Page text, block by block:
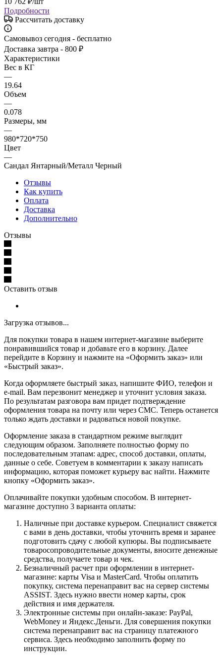
Подробности
Рассчитать доставку
Самовывоз сегодня - бесплатно
Доставка завтра - 800 ₽
Характеристики
Вес в КГ
—
19.64
Объем
—
0.078
Размеры, мм
—
980*720*750
Цвет
—
Сандал Янтарный/Металл Черный
Отзывы
Как купить
Оплата
Доставка
Дополнительно
Отзывы
Оставить отзыв
Загрузка отзывов...
Для покупки товара в нашем интернет-магазине выберите
понравившийся товар и добавьте его в корзину. Далее
перейдите в Корзину и нажмите на «Оформить заказ» или
«Быстрый заказ».
Когда оформляете быстрый заказ, напишите ФИО, телефон и
e-mail. Вам перезвонит менеджер и уточнит условия заказа.
По результатам разговора вам придет подтверждение
оформления товара на почту или через СМС. Теперь останется
только ждать доставки и радоваться новой покупке.
Оформление заказа в стандартном режиме выглядит
следующим образом. Заполняете полностью форму по
последовательным этапам: адрес, способ доставки, оплаты,
данные о себе. Советуем в комментарии к заказу написать
информацию, которая поможет курьеру вас найти. Нажмите
кнопку «Оформить заказ».
Оплачивайте покупки удобным способом. В интернет-
магазине доступно 3 варианта оплаты:
Наличные при доставке курьером. Специалист свяжется
с вами в день доставки, чтобы уточнить время и заранее
подготовить сдачу с любой купюры. Вы подписываете
товаросопроводительные документы, вносите денежные
средства, получаете товар и чек.
Безналичный расчет при оформлении в интернет-
магазине: карты Visa и MasterCard. Чтобы оплатить
покупку, система перенаправит вас на сервер системы
ASSIST. Здесь нужно ввести номер карты, срок
действия и имя держателя.
Электронные системы при онлайн-заказе: PayPal,
WebMoney и Яндекс.Деньги. Для совершения покупки
система перенаправит вас на страницу платежного
сервиса. Здесь необходимо заполнить форму по
инструкции.